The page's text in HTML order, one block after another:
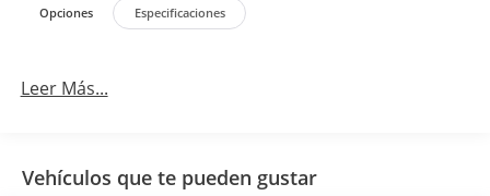
Opciones Especificaciones
Leer Más...
Vehículos que te pueden gustar